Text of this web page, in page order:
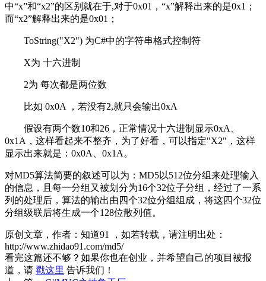
中“x”和“x2”的区别就在于,对于0x01，“x”解释出来的是0x1；
而“x2”解释出来的是0x01；
ToString("X2") 为C#中的字符串格式控制符
X为 十六进制
2为 每次都是两位数
比如 0x0A ，若没有2,就只会输出0xA
假设有两个数10和26，正常情况十六进制显示0xA、
0x1A，这样看起来不整齐，为了好看，可以指定"X2"，这样
显示出来就是：0x0A、0x1A。
对MD5算法简要的叙述可以为：MD5以512位分组来处理输入
的信息，且每一分组又被划分为16个32位子分组，经过了一系
列的处理后，算法的输出由四个32位分组组成，将这四个32位
分组级联后将生成一个128位散列值。
原创文章，作者：知道91
，如若转载，请注明出处：
http://www.zhidao91.com/md5/
看完这篇还不够？如果你也在创业，并希望自己的项目被报
道，请 戳这里 告诉我们！